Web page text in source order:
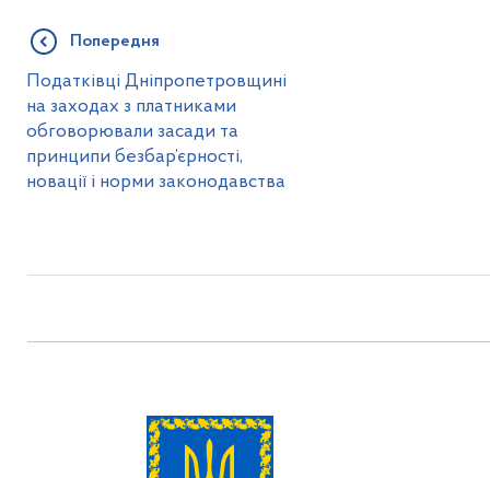
Попередня
Податківці Дніпропетровщині
на заходах з платниками
обговорювали засади та
принципи безбар’єрності,
новації і норми законодавства